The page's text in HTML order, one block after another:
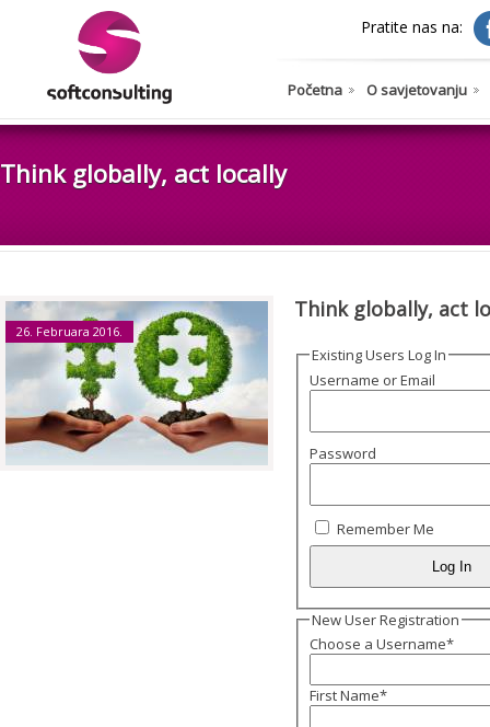
Pratite nas na:
Početna O savjetovanju
Think globally, act locally
26. Februara 2016.
Think globally, act
Existing Users Log In
Username or Email
Password
Remember Me
New User Registration
Choose a Username*
First Name*